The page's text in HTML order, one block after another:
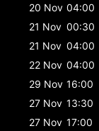
20 Nov 04:00
21 Nov 00:30
21 Nov 04:00
22 Nov 04:00
29 Nov 16:00
27 Nov 13:30
27 Nov 17:00